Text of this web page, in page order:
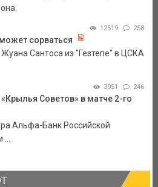
12519 258
сорваться
Сантоса из "Гезтепе" в ЦСКА
3951 246
Советов» в матче 2-го
Альфа-Банк Российской